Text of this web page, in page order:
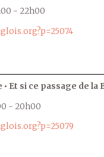
- 22h00
Et si ce passage de la
- 20h00